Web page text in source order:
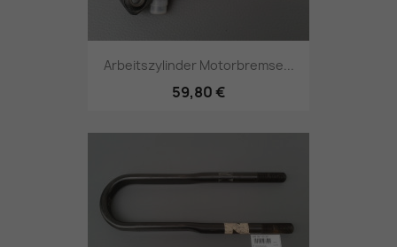
Arbeitszylinder Motorbremse...
59,80 €